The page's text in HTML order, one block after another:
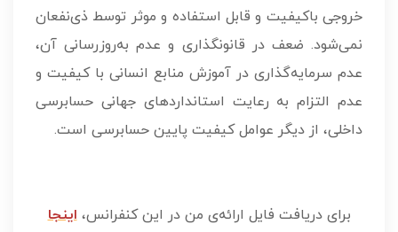
خروجی باکیفیت و قابل استفاده و موثر توسط ذی‌نفعان
نمی‌شود. ضعف در قانونگذاری و عدم به‌روزرسانی آن،
عدم سرمایه‌گذاری در آموزش منابع انسانی با کیفیت و
عدم التزام به رعایت استانداردهای جهانی حسابرسی
داخلی، از دیگر عوامل کیفیت پایین حسابرسی است.
برای دریافت فایل ارائه‌ی من در این کنفرانس،اینجا